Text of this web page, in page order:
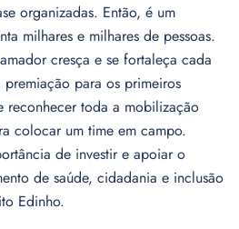
organizadas. Então, é um
milhares e milhares de pessoas.
cresça e se fortaleça cada
para os primeiros
reconhecer toda a mobilização
colocar um time em campo.
de investir e apoiar o
de saúde, cidadania e inclusão
Edinho.